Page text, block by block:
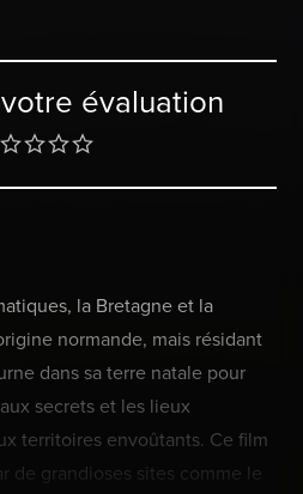
évaluation
la Bretagne et la
normande, mais résidant
dans sa terre natale pour
secrets et les lieux
territoires envoûtants. Ce film
de grandioses sites comme le